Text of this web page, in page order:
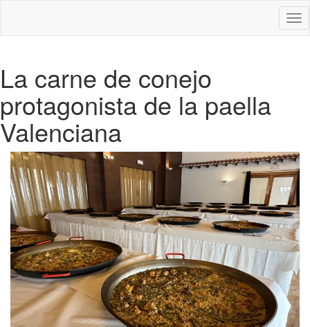
La carne de conejo
protagonista de la paella
Valenciana